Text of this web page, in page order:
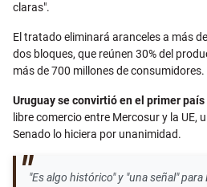
claras".
El tratado eliminará aranceles a más
dos bloques, que reúnen 30% del
más de 700 millones de consumidores.
Uruguay se convirtió en el primer país
libre comercio entre Mercosur y la UE,
Senado lo hiciera por unanimidad.
"Es algo histórico" y "una señal"